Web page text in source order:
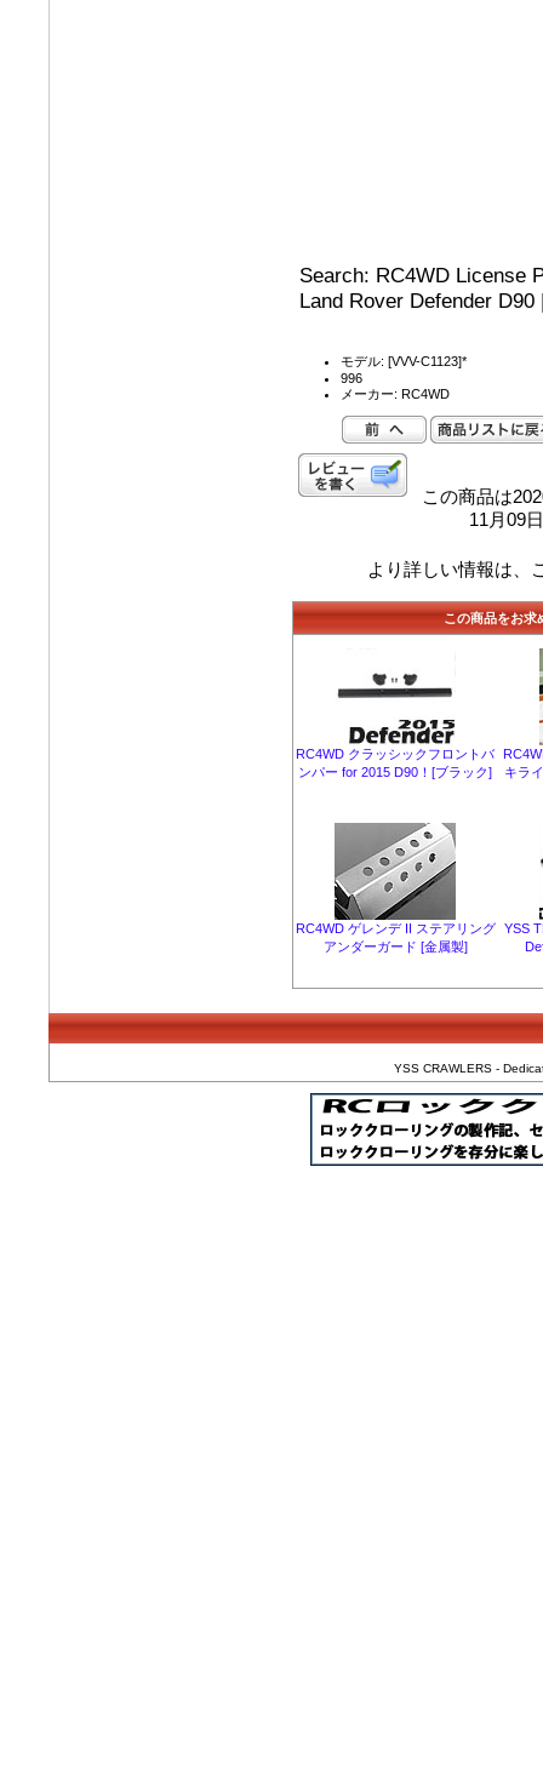
Search: RC4WD License
Land Rover Defender D90
モデル: [VVV-C1123]*
996
メーカー: RC4WD
この商品は
11月09
より詳しい情報は、
この商品をお求
RC4WD クラッシックフロントバ
ンパー for 2015 D90！[ブラック]
キラ
RC4WD ゲレンデ II ステアリング
アンダーガード [金属製]
YSS
YSS CRAWLERS -